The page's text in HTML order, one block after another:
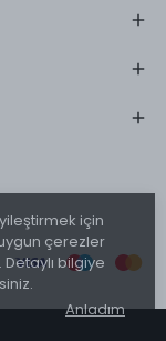
için
çerezler
bilgiye
Anladım